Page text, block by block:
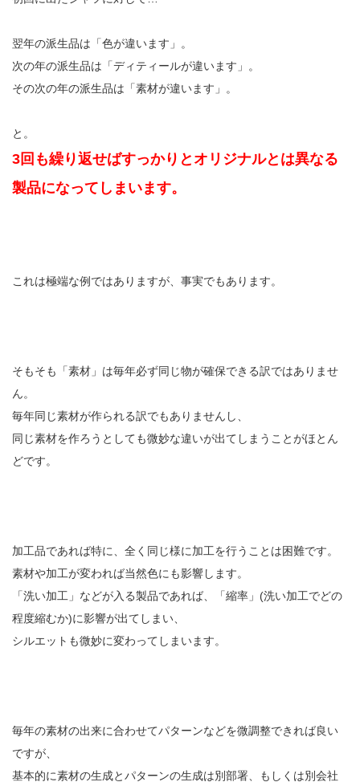
翌年の派生品は「色が違います」。
次の年の派生品は「ディティールが違います」。
その次の年の派生品は「素材が違います」。
と。
3回も繰り返せばすっかりとオリジナルとは異なる
製品になってしまいます。
これは極端な例ではありますが、事実でもあります。
そもそも「素材」は毎年必ず同じ物が確保できる訳ではありませ
ん。
毎年同じ素材が作られる訳でもありませんし、
同じ素材を作ろうとしても微妙な違いが出てしまうことがほとん
どです。
加工品であれば特に、全く同じ様に加工を行うことは困難です。
素材や加工が変われば当然色にも影響します。
「洗い加工」などが入る製品であれば、「縮率」(洗い加工でどの
程度縮むか)に影響が出てしまい、
シルエットも微妙に変わってしまいます。
毎年の素材の出来に合わせてパターンなどを微調整できれば良い
ですが、
基本的に素材の生成とパターンの生成は別部署、もしくは別会社